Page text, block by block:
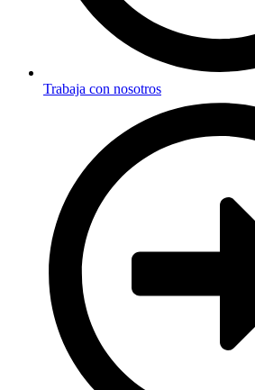
Trabaja con nosotros